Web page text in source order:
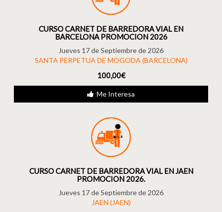
CURSO CARNET DE BARREDORA VIAL EN
BARCELONA PROMOCION 2026
Jueves 17 de Septiembre de 2026
SANTA PERPETUA DE MOGODA (BARCELONA)
100,00€
Me Interesa
CURSO CARNET DE BARREDORA VIAL EN JAEN
PROMOCION 2026.
Jueves 17 de Septiembre de 2026
JAEN (JAEN)